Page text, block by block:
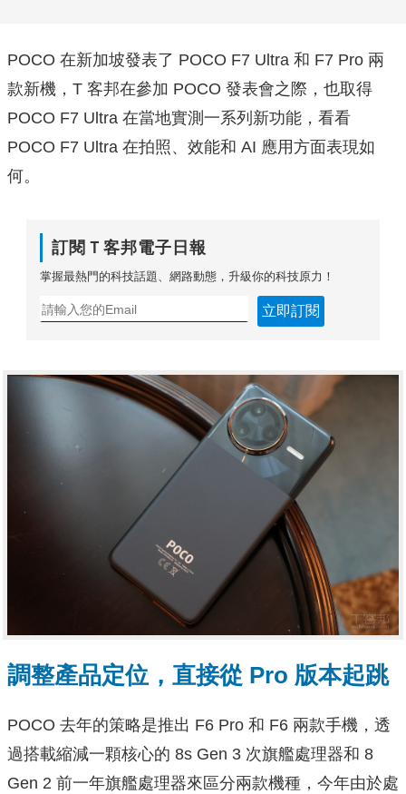
POCO 在新加坡發表了 POCO F7 Ultra 和 F7 Pro 兩
款新機，T 客邦在參加 POCO 發表會之際，也取得
POCO F7 Ultra 在當地實測一系列新功能，看看
POCO F7 Ultra 在拍照、效能和 AI 應用方面表現如
何。
訂閱Ｔ客邦電子日報
掌握最熱門的科技話題、網路動態，升級你的科技原力！
立即訂閱
調整產品定位，直接從 Pro 版本起跳
POCO 去年的策略是推出 F6 Pro 和 F6 兩款手機，透
過搭載縮減一顆核心的 8s Gen 3 次旗艦處理器和 8
Gen 2 前一年旗艦處理器來區分兩款機種，今年由於處